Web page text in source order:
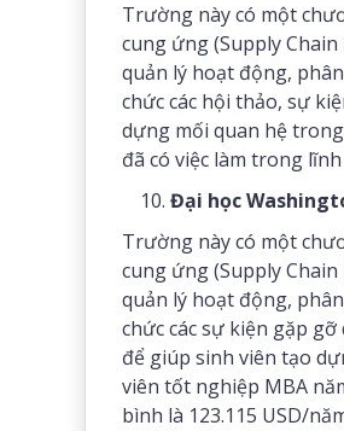
Trường này có một
cung ứng (Supply
quản lý hoạt động,
chức các hội thảo, sự
dựng mối quan hệ
đã có việc làm trong
Đại học
Trường này có một
cung ứng (Supply
quản lý hoạt động,
chức các sự kiện gặp
để giúp sinh viên tạo
viên tốt nghiệp MBA
bình là 123.115 USD/